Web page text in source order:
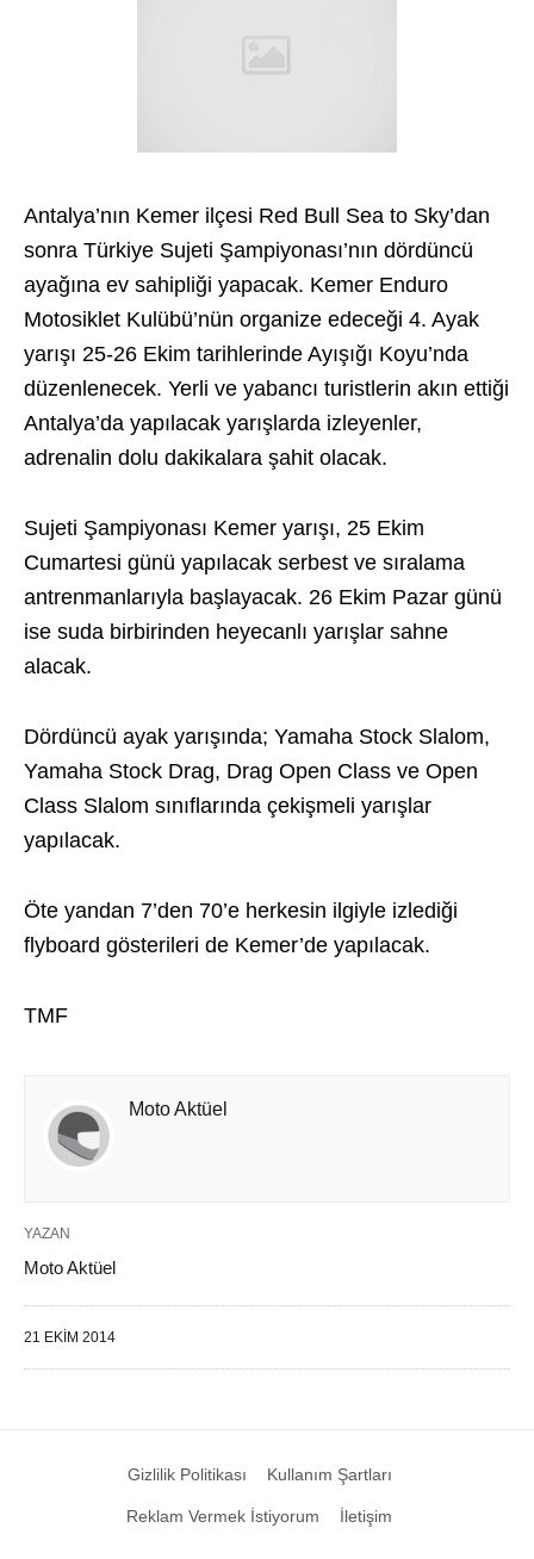
Antalya’nın Kemer ilçesi Red Bull Sea to Sky’dan
sonra Türkiye Sujeti Şampiyonası’nın dördüncü
ayağına ev sahipliği yapacak. Kemer Enduro
Motosiklet Kulübü’nün organize edeceği 4. Ayak
yarışı 25-26 Ekim tarihlerinde Ayışığı Koyu’nda
düzenlenecek. Yerli ve yabancı turistlerin akın ettiği
Antalya’da yapılacak yarışlarda izleyenler,
adrenalin dolu dakikalara şahit olacak.
Sujeti Şampiyonası Kemer yarışı, 25 Ekim
Cumartesi günü yapılacak serbest ve sıralama
antrenmanlarıyla başlayacak. 26 Ekim Pazar günü
ise suda birbirinden heyecanlı yarışlar sahne
alacak.
Dördüncü ayak yarışında; Yamaha Stock Slalom,
Yamaha Stock Drag, Drag Open Class ve Open
Class Slalom sınıflarında çekişmeli yarışlar
yapılacak.
Öte yandan 7’den 70’e herkesin ilgiyle izlediği
flyboard gösterileri de Kemer’de yapılacak.
TMF
Moto Aktüel
YAZAN
Moto Aktüel
21 EKIM 2014
Gizlilik Politikası Kullanım Şartları
Reklam Vermek İstiyorum İletişim